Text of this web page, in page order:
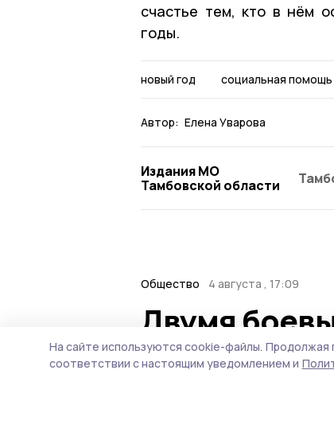
счастье тем, кто в нём
годы.
новый год социальная помощь
Автор: Елена Уварова
Издания МО
Тамбовской области
Общество 4 августа , 17:09
Двумя
участника
На сайте используются cookie-файлы. Продолжая
соответствии с настоящим уведомлением и